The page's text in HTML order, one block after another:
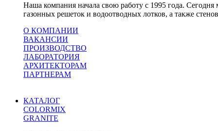
Наша компания начала свою работу с 1995 года.
газонных решеток и водоотводных лотков, а также
О КОМПАНИИ
ВАКАНСИИ
ПРОИЗВОДСТВО
ЛАБОРАТОРИЯ
АРХИТЕКТОРАМ
ПАРТНЕРАМ
КАТАЛОГ
COLORMIX
GRANITE